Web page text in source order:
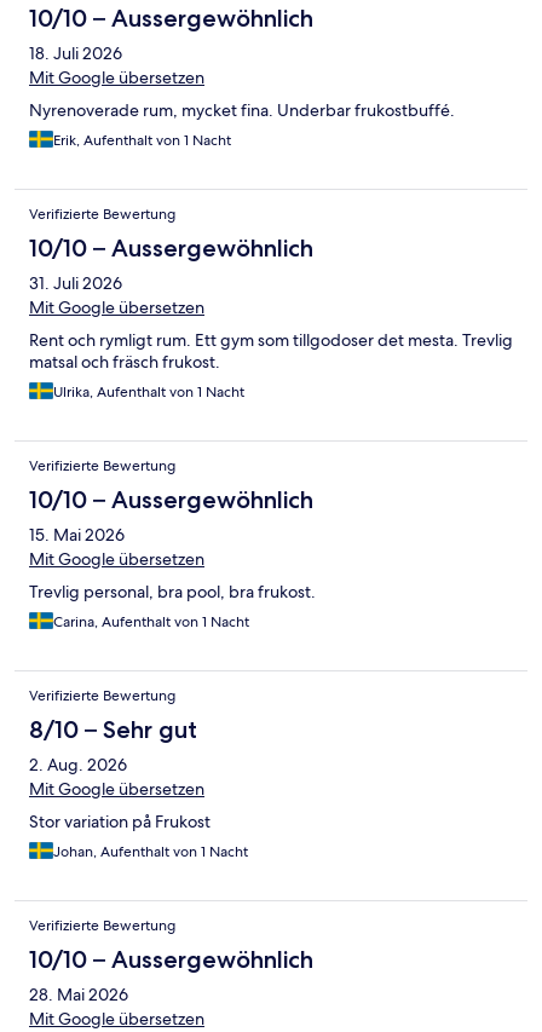
10/10 – Aussergewöhnlich
18. Juli 2026
Mit Google übersetzen
Nyrenoverade rum, mycket fina. Underbar frukostbuffé.
Erik, Aufenthalt von 1 Nacht
Verifizierte Bewertung
10/10 – Aussergewöhnlich
31. Juli 2026
Mit Google übersetzen
Rent och rymligt rum. Ett gym som tillgodoser det mesta. Trevlig
matsal och fräsch frukost.
Ulrika, Aufenthalt von 1 Nacht
Verifizierte Bewertung
10/10 – Aussergewöhnlich
15. Mai 2026
Mit Google übersetzen
Trevlig personal, bra pool, bra frukost.
Carina, Aufenthalt von 1 Nacht
Verifizierte Bewertung
8/10 – Sehr gut
2. Aug. 2026
Mit Google übersetzen
Stor variation på Frukost
Johan, Aufenthalt von 1 Nacht
Verifizierte Bewertung
10/10 – Aussergewöhnlich
28. Mai 2026
Mit Google übersetzen